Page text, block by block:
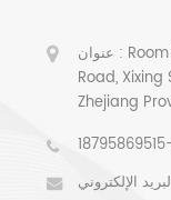
عنوان : Room 301, 3rd Floor, Building 8, No. 19, Jugong
Road,
Zhejiang